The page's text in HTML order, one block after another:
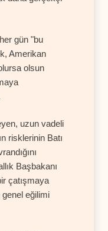
gün "bu
Amerikan
olsun
uzun vadeli
risklerinin Batı
Başbakanı
çatışmaya
eğilimi